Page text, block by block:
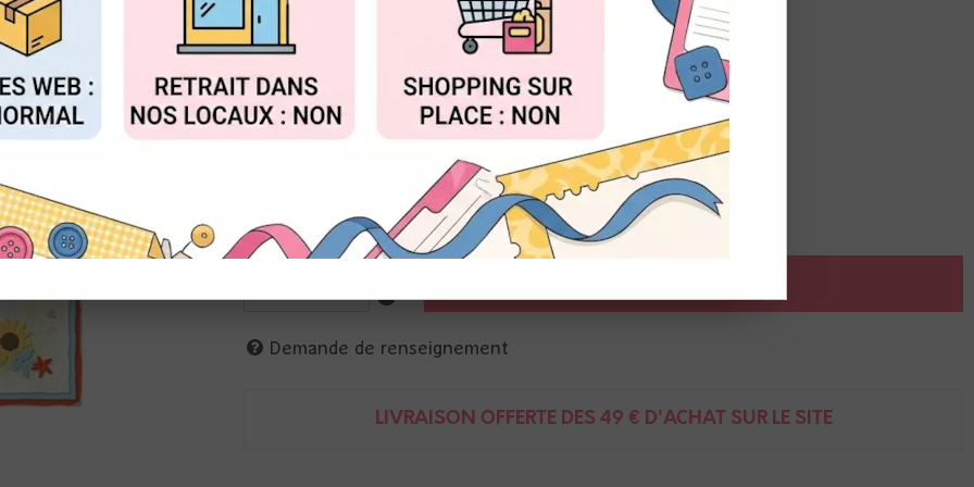
Valable jusqu'à épuisement du stock
Réf. :SL-SK-MASK200
Studio Light
Pochoir
imprimé vichy, nappe à carreaux
Demande de renseignement
LIVRAISON OFFERTE DÈS 49 € D'ACHAT SUR LE SITE
ACCEPTER TOUT